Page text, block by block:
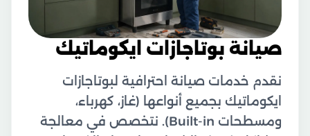
صيانة بوتاجازات ايكوماتيك
نقدم خدمات صيانة احترافية لبوتاجازات
ايكوماتيك بجميع أنواعها (غاز، كهرباء،
ومسطحات Built-in). نتخصص في معالجة